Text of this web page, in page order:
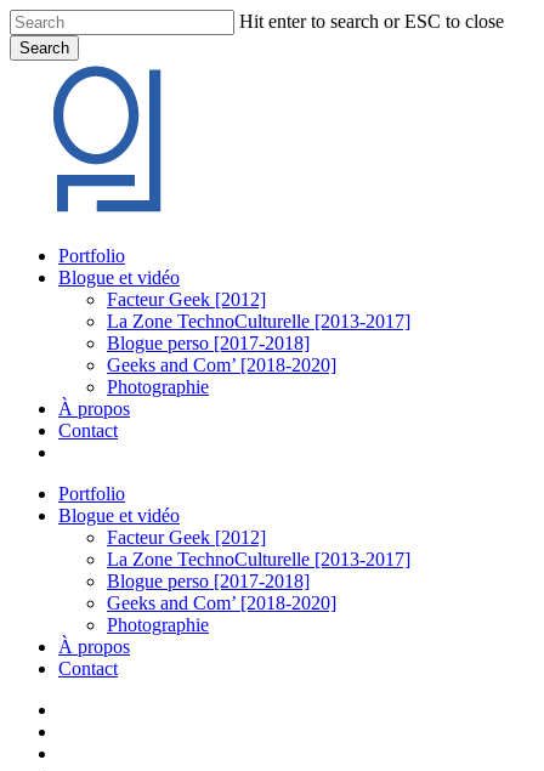
Skip
to
main
content
Hit enter to search or ESC to close
Search
Search
Menu
Portfolio
Blogue et vidéo
Facteur Geek [2012]
La Zone TechnoCulturelle [2013-2017]
Blogue perso [2017-2018]
Geeks and Com’ [2018-2020]
Photographie
À propos
Contact
Portfolio
Blogue et vidéo
Facteur Geek [2012]
La Zone TechnoCulturelle [2013-2017]
Blogue perso [2017-2018]
Geeks and Com’ [2018-2020]
Photographie
À propos
Contact